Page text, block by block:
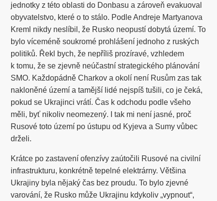
jednotky z této oblasti do Donbasu a zároveň evakuoval
obyvatelstvo, které o to stálo. Podle Andreje Martyanova
Kreml nikdy neslíbil, že Rusko neopustí dobytá území. To
bylo víceméně soukromé prohlášení jednoho z ruských
politiků. Řekl bych, že nepříliš prozíravé, vzhledem
k tomu, že se zjevně neúčastní strategického plánování
SMO. Každopádně Charkov a okolí není Rusům zas tak
nakloněné území a tamější lidé nejspíš tušili, co je čeká,
pokud se Ukrajinci vrátí. Čas k odchodu podle všeho
měli, byť nikoliv neomezený. I tak mi není jasné, proč
Rusové toto území po ústupu od Kyjeva a Sumy vůbec
drželi.
Krátce po zastavení ofenzívy zaútočili Rusové na civilní
infrastrukturu, konkrétně tepelné elektrárny. Většina
Ukrajiny byla nějaký čas bez proudu. To bylo zjevné
varování, že Rusko může Ukrajinu kdykoliv „vypnout“,